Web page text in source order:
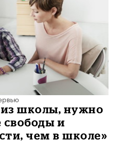
из школы, нужно
свободы и
чем в школе»